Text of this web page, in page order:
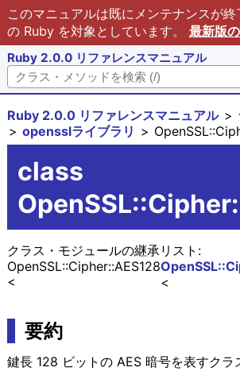
このマニュアルは既にメンテナンスが
の Ruby を対象としています。 最新版
Ruby 2.0.0 リファレンスマニュアル
Ruby 2.0.0 リファレンスマニュアル
opensslライブラリ
class
クラス・モジュールの継承リスト:
OpenSSL::Cipher::AES128
要約
鍵長 128 ビットの AES 暗号を表すクラ